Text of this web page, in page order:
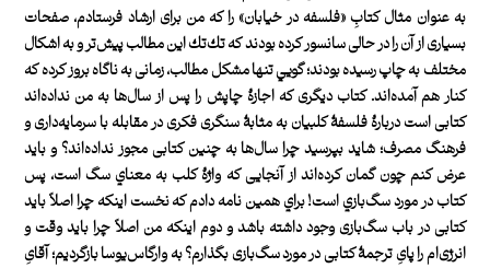
به عنوان مثال كتابِ «فلسفه در خيابان» را كه من برای ارشاد فرستادم، صفحات
بسياری از آن را در حالی سانسور كرده بودند كه تك‌تك اين‌ مطالب پيش‌تر و به اشكال
مختلف به چاپ رسيده بودند؛ گويي تنها مشكل‌ مطالب، زمانی به ناگاه بروز كرده كه
كنار هم آمده‌اند. كتاب ديگری كه اجازۀ چاپش را پس از سال‌ها به من نداده‌اند
كتابی است دربارۀ فلسفۀ كلبيان به مثابۀ سنگری فكری در مقابله با سرمايه‌داری و
فرهنگ مصرف؛ شايد بپرسيد چرا سال‌ها به چنين كتابی مجوز نداده‌اند؟ و بايد
عرض كنم چون گمان كرده‌اند از آنجايی كه واژۀ كلب به معناي سگ است، پس
كتاب در مورد سگ‌بازي است! براي همين نامه دادم كه نخست اينكه چرا اصلاً بايد
كتابی در باب سگ‌بازی وجود داشته باشد و دوم اينكه من اصلاً چرا بايد وقت و
انرژی‌ام را پایِ ترجمۀ كتابی در مورد سگ‌بازی بگذارم؟ به وارگاس‌يوسا بازگرديم؛ آقایِ